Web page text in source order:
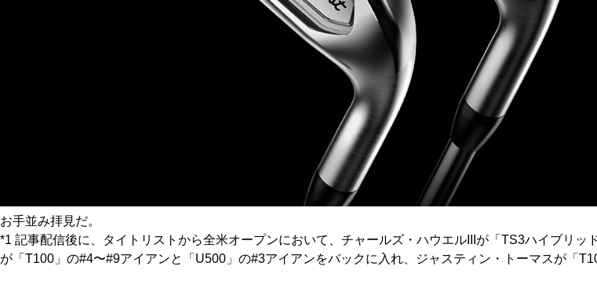
お手並み拝見だ。
*1 記事配信後に、タイトリストから全米オープンにおいて、チャールズ・ハウエルIIIが「TS3ハイブリ
が「T100」の#4〜#9アイアンと「U500」の#3アイアンをバックに入れ、ジャスティン・トーマスが「